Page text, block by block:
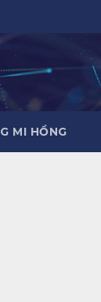
MI HỒNG